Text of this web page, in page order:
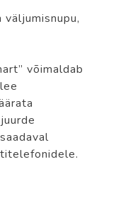
võimaldab